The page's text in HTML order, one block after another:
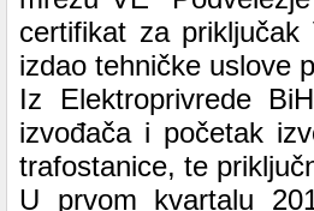
certifikat za
izdao tehničke uslove
Iz Elektroprivrede
izvođača i početak
trafostanice, te
U prvom kvartalu